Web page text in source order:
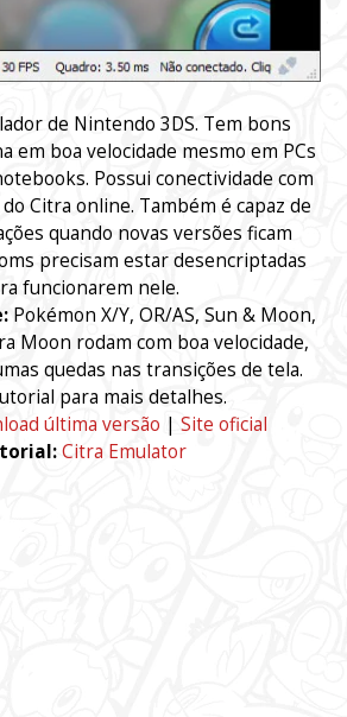
de Nintendo 3DS. Tem bons
em boa velocidade mesmo em PCs
Possui conectividade com
Citra online. Também é capaz de
quando novas versões ficam
precisam estar desencriptadas
funcionarem nele.
Pokémon X/Y, OR/AS, Sun & Moon,
Moon rodam com boa velocidade,
quedas nas transições de tela.
para mais detalhes.
última versão | Site oficial
Citra Emulator